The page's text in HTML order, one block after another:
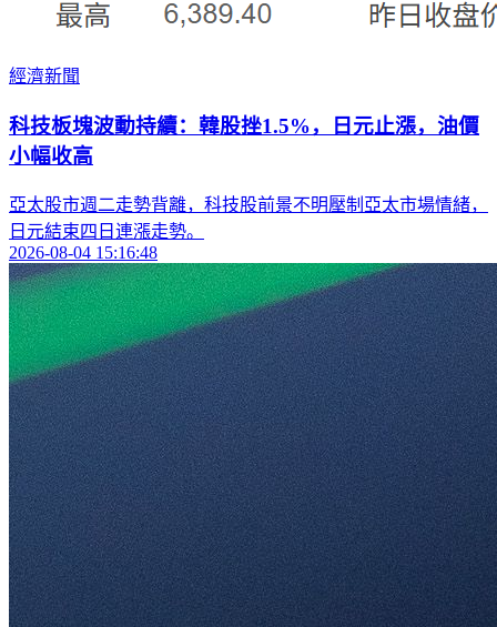
經濟新聞
科技板塊波動持續：韓股挫1.5%，日元止漲，油價
小幅收高
亞太股市週二走勢背離，科技股前景不明壓制亞太市場情緒，
日元結束四日連漲走勢。
2026-08-04 15:16:48